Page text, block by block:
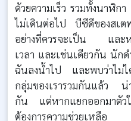
ด้วยความเร็ว รวมทั้งนาฬิก
ไม่เดินต่อไป บีซีดีของสเต
อย่างที่ควรจะเป็น และห
เวลา และเช่นเดียวกัน นัก
ฉันลงน้ำไป และพบว่าไม่
กลุ่มของเรารวมกันแล้ว น่
กัน แต่หากแยกออกมาตัว
ต้องการความช่วยเหลือ